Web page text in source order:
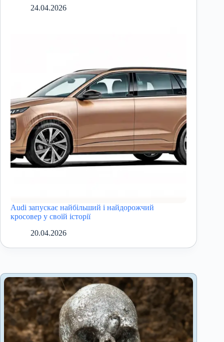
24.04.2026
Audi запускає найбільший і найдорожчий
кросовер у своїй історії
20.04.2026